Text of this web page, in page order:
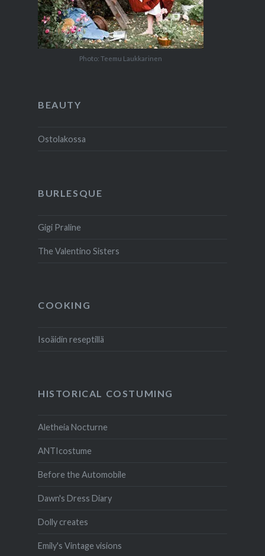
Photo: Teemu Laukkarinen
BEAUTY
Ostolakossa
BURLESQUE
Gigi Praline
The Valentino Sisters
COOKING
Isoäidin reseptillä
HISTORICAL COSTUMING
Aletheia Nocturne
ANTIcostume
Before the Automobile
Dawn's Dress Diary
Dolly creates
Emily's Vintage visions